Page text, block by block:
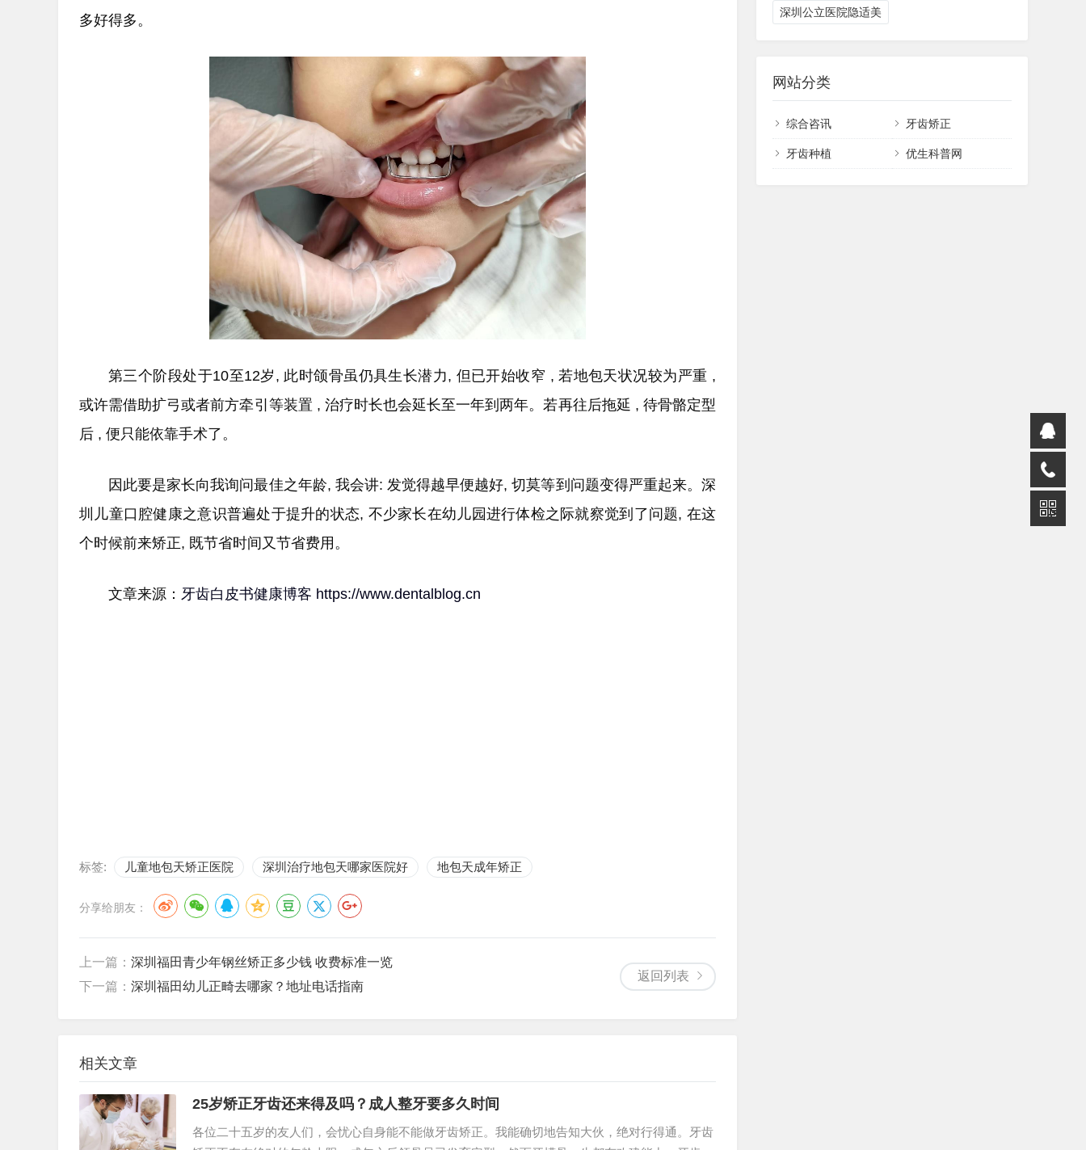
多好得多。
第三个阶段处于10至12岁, 此时颌骨虽仍具生长潜力, 但已开始收窄 , 若地包天状况较为严重 ,
或许需借助扩弓或者前方牵引等装置 , 治疗时长也会延长至一年到两年。若再往后拖延 , 待骨骼定型
后 , 便只能依靠手术了。
因此要是家长向我询问最佳之年龄, 我会讲: 发觉得越早便越好, 切莫等到问题变得严重起来。深
圳儿童口腔健康之意识普遍处于提升的状态, 不少家长在幼儿园进行体检之际就察觉到了问题, 在这
个时候前来矫正, 既节省时间又节省费用。
文章来源： 牙齿白皮书健康博客 https://www.dentalblog.cn
标签: 儿童地包天矫正医院 深圳治疗地包天哪家医院好 地包天成年矫正
分享给朋友：
返回列表
上一篇： 深圳福田青少年钢丝矫正多少钱 收费标准一览
下一篇： 深圳福田幼儿正畸去哪家？地址电话指南
相关文章
25岁矫正牙齿还来得及吗？成人整牙要多久时间
各位二十五岁的友人们，会忧心自身能不能做牙齿矫正。我能确切地告知大伙，绝对行得通。牙齿
深圳公立医院隐适美
网站分类
综合咨讯 牙齿矫正
牙齿种植 优生科普网